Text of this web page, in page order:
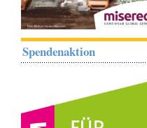
Spendenaktion